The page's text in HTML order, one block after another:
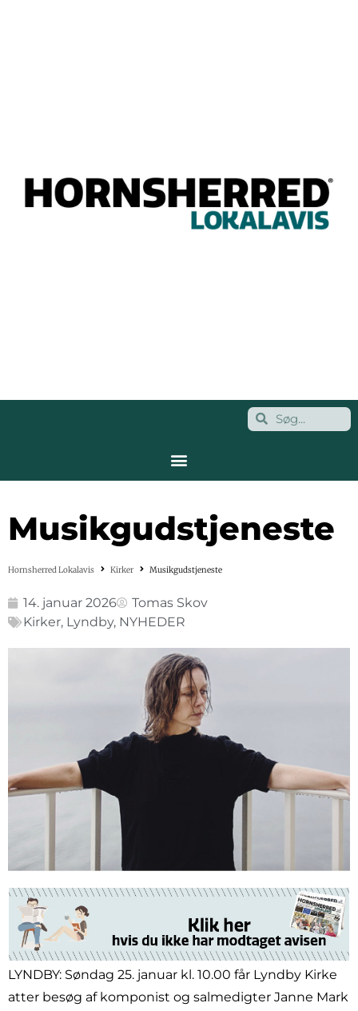
Musikgudstjeneste
Hornsherred Lokalavis Kirker Musikgudstjeneste
14. januar 2026
Tomas Skov
Kirker, Lyndby, NYHEDER
LYNDBY: Søndag 25. januar kl. 10.00 får Lyndby Kirke
atter besøg af komponist og salmedigter Janne Mark